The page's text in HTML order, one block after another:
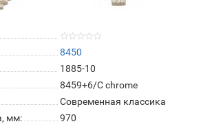
8450
1885-10
8459+6/C chrome
Современная классика
мм:
970